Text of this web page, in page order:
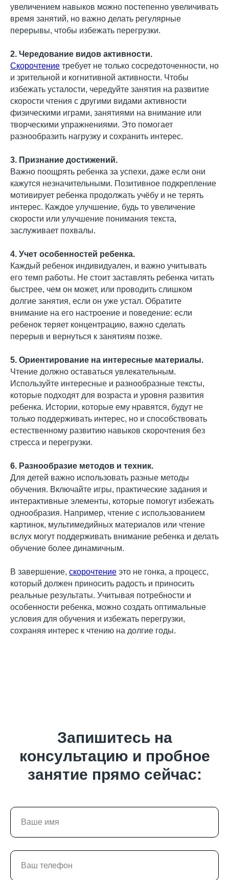
увеличением навыков можно постепенно увеличивать
время занятий, но важно делать регулярные
перерывы, чтобы избежать перегрузки.
2. Чередование видов активности.
Скорочтение требует не только сосредоточенности, но
и зрительной и когнитивной активности. Чтобы
избежать усталости, чередуйте занятия на развитие
скорости чтения с другими видами активности
физическими играми, занятиями на внимание или
творческими упражнениями. Это помогает
разнообразить нагрузку и сохранить интерес.
3. Признание достижений.
Важно поощрять ребенка за успехи, даже если они
кажутся незначительными. Позитивное подкрепление
мотивирует ребенка продолжать учёбу и не терять
интерес. Каждое улучшение, будь то увеличение
скорости или улучшение понимания текста,
заслуживает похвалы.
4. Учет особенностей ребенка.
Каждый ребенок индивидуален, и важно учитывать
его темп работы. Не стоит заставлять ребенка читать
быстрее, чем он может, или проводить слишком
долгие занятия, если он уже устал. Обратите
внимание на его настроение и поведение: если
ребенок теряет концентрацию, важно сделать
перерыв и вернуться к занятиям позже.
5. Ориентирование на интересные материалы.
Чтение должно оставаться увлекательным.
Используйте интересные и разнообразные тексты,
которые подходят для возраста и уровня развития
ребенка. Истории, которые ему нравятся, будут не
только поддерживать интерес, но и способствовать
естественному развитию навыков скорочтения без
стресса и перегрузки.
6. Разнообразие методов и техник.
Для детей важно использовать разные методы
обучения. Включайте игры, практические задания и
интерактивные элементы, которые помогут избежать
однообразия. Например, чтение с использованием
картинок, мультимедийных материалов или чтение
вслух могут поддерживать внимание ребенка и делать
обучение более динамичным.
В завершение, скорочтение это не гонка, а процесс,
который должен приносить радость и приносить
реальные результаты. Учитывая потребности и
особенности ребенка, можно создать оптимальные
условия для обучения и избежать перегрузки,
сохраняя интерес к чтению на долгие годы.
Запишитесь на
консультацию и пробное
занятие прямо сейчас: